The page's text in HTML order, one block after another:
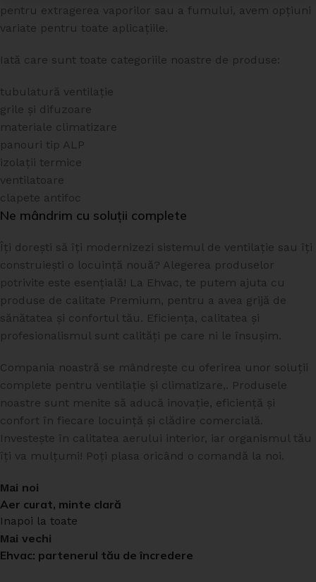
pentru extragerea vaporilor sau a fumului, avem opțiuni
variate pentru toate aplicațiile.
Iată care sunt toate categoriile noastre de produse:
tubulatură ventilație
grile și difuzoare
materiale climatizare
panouri tip ALP
izolații termice
ventilatoare
clapete antifoc
Ne mândrim cu soluții complete
Îți dorești să îți modernizezi sistemul de ventilație sau îți
construiești o locuință nouă? Alegerea produselor
potrivite este esențială! La Ehvac, te putem ajuta cu
produse de calitate Premium, pentru a avea grijă de
sănătatea și confortul tău. Eficiența, calitatea și
profesionalismul sunt calități pe care ni le însușim.
Compania noastră se mândrește cu oferirea unor soluții
complete pentru ventilație și climatizare,. Produsele
noastre sunt menite să aducă inovație, eficiență și
confort în fiecare locuință și clădire comercială.
Investește în calitatea aerului interior, iar organismul tău
îți va mulțumi! Poți plasa oricând o comandă la noi.
Mai noi
Aer curat, minte clară
Inapoi la toate
Mai vechi
Ehvac: partenerul tău de încredere